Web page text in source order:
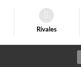
Rivales